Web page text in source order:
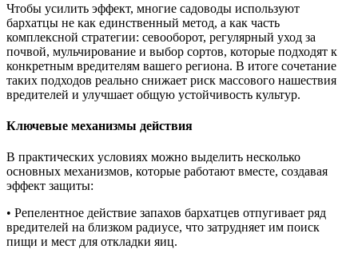
Чтобы усилить эффект, многие садоводы используют
бархатцы не как единственный метод, а как часть
комплексной стратегии: севооборот, регулярный уход за
почвой, мульчирование и выбор сортов, которые подходят к
конкретным вредителям вашего региона. В итоге сочетание
таких подходов реально снижает риск массового нашествия
вредителей и улучшает общую устойчивость культур.
Ключевые механизмы действия
В практических условиях можно выделить несколько
основных механизмов, которые работают вместе, создавая
эффект защиты:
• Репелентное действие запахов бархатцев отпугивает ряд
вредителей на близком радиусе, что затрудняет им поиск
пищи и мест для откладки яиц.